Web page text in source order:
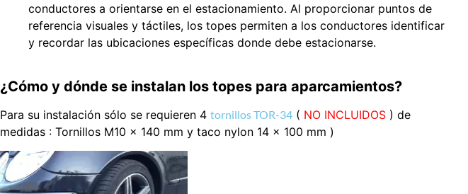
conductores a orientarse en el estacionamiento. Al proporcionar puntos de
referencia visuales y táctiles, los topes permiten a los conductores identificar
y recordar las ubicaciones específicas donde debe estacionarse.
¿Cómo y dónde se instalan los topes para aparcamientos?
Para su instalación sólo se requieren 4 tornillos TOR-34( NO INCLUIDOS) de
medidas : Tornillos M10 x 140 mm y taco nylon 14 x 100 mm )